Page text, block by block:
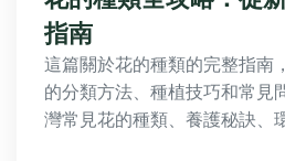
指南
這篇關於花的種類的完整指南
的分類方法、種植技巧和常見
灣常見花的種類、養護秘訣、